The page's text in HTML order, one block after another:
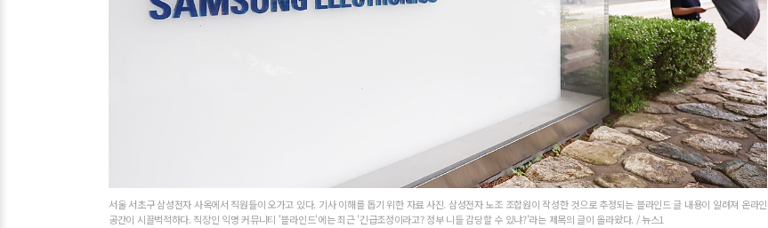
서울 서초구 삼성전자 사옥에서 직원들이 오가고 있다. 기사 이해를 돕기 위한 자료 사진. 삼성전자 노조 조합원이 작성한 것으로 추정되는 블라인드 글 내용이 알려져 온라인
공간이 시끌벅적하다. 직장인 익명 커뮤니티 '블라인드'에는 최근 '긴급조정이라고? 정부 니들 감당할 수 있냐?'라는 제목의 글이 올라왔다. / 뉴스1